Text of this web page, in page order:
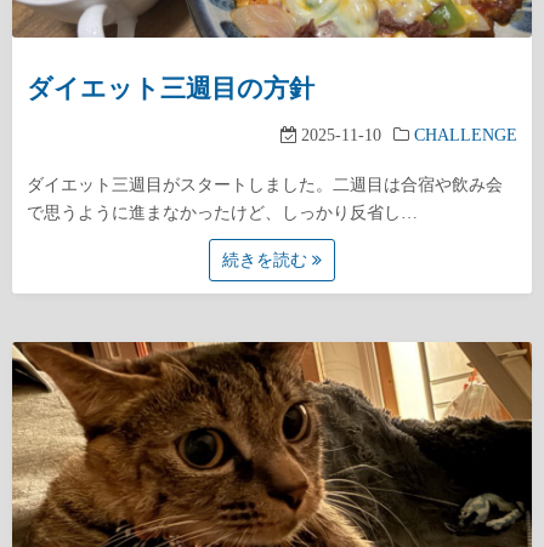
ダイエット三週目の方針
2025-11-10 CHALLENGE
ダイエット三週目がスタートしました。二週目は合宿や飲み会
で思うように進まなかったけど、しっかり反省し…
続きを読む